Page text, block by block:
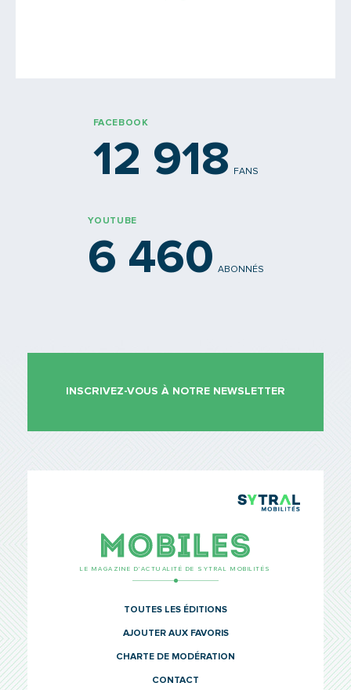
FACEBOOK
12 918 FANS
YOUTUBE
6 460 ABONNÉS
INSCRIVEZ-VOUS À NOTRE NEWSLETTER
LE MAGAZINE D’ACTUALITÉ DE SYTRAL MOBILITÉS
TOUTES LES ÉDITIONS
AJOUTER AUX FAVORIS
CHARTE DE MODÉRATION
CONTACT